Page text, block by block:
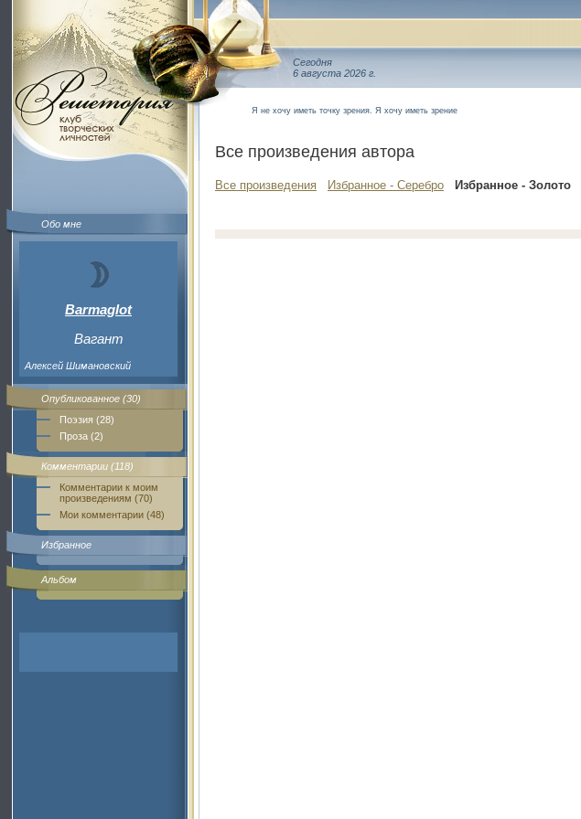
Обо мне
Barmaglot
Вагант
Алексей Шимановский
Опубликованное (30)
Поэзия (28)
Проза (2)
Комментарии (118)
Комментарии к моим
произведениям (70)
Мои комментарии (48)
Избранное
Альбом
Сегодня
6 августа 2026 г.
Я не хочу иметь точку зрения. Я хочу иметь зрение
Все произведения автора
Все произведения Избранное - Серебро Избранное - Золото